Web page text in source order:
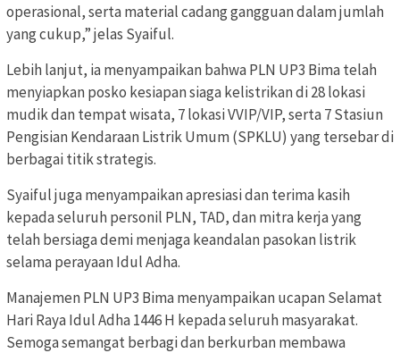
operasional, serta material cadang gangguan dalam jumlah
yang cukup,” jelas Syaiful.
Lebih lanjut, ia menyampaikan bahwa PLN UP3 Bima telah
menyiapkan posko kesiapan siaga kelistrikan di 28 lokasi
mudik dan tempat wisata, 7 lokasi VVIP/VIP, serta 7 Stasiun
Pengisian Kendaraan Listrik Umum (SPKLU) yang tersebar di
berbagai titik strategis.
Syaiful juga menyampaikan apresiasi dan terima kasih
kepada seluruh personil PLN, TAD, dan mitra kerja yang
telah bersiaga demi menjaga keandalan pasokan listrik
selama perayaan Idul Adha.
Manajemen PLN UP3 Bima menyampaikan ucapan Selamat
Hari Raya Idul Adha 1446 H kepada seluruh masyarakat.
Semoga semangat berbagi dan berkurban membawa